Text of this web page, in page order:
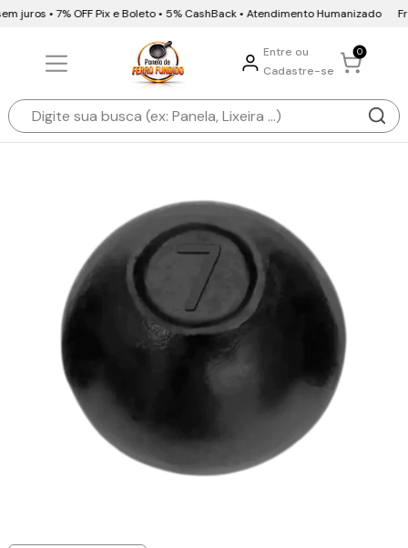
juros • 7% OFF Pix e Boleto • 5% CashBack • Atendimento Humanizado
Entre ou
Cadastre-se
0